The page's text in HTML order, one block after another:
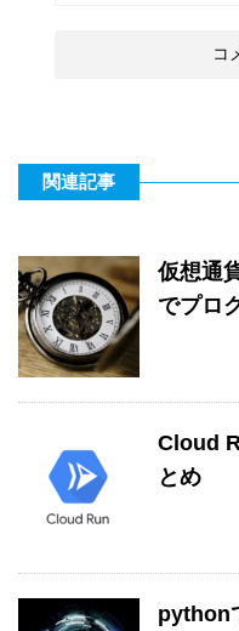
関連記事
仮想通
でプロ
Cloud
とめ
python